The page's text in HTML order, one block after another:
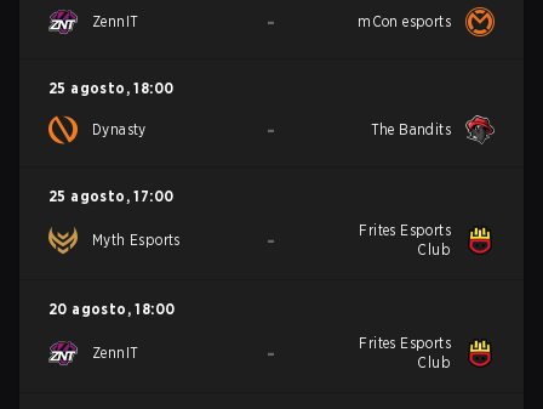
ZennIT - mCon esports
25 agosto , 18:00
Dynasty - The Bandits
25 agosto , 17:00
Myth Esports -
Frites Esports
Club
20 agosto , 18:00
ZennIT -
Frites Esports
Club